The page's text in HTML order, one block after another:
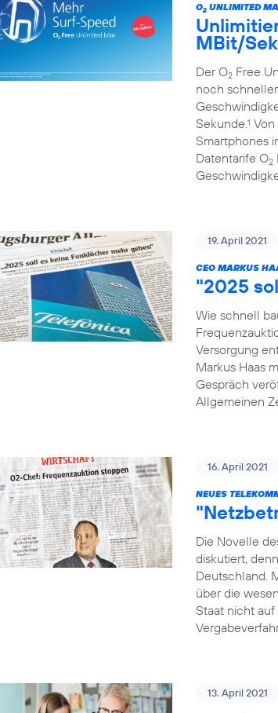
O2 UNLIMITED
MBit/
Der O2 Free
noch
Sekunde.1
Smartphones
Datentarife O2
19. April 2021
CEO MARKUS
"2025
Wie schnell
Versorgung
Markus Haas
Gespräch
Allgemeinen
16. April 2021
NEUES
Die Novelle
diskutiert,
Deutschland.
über die
Staat nicht
13. April 2021